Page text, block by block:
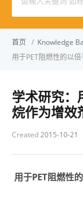
for:
首页 / Knowledge
用于PET阻燃性的以
学术研究：
烷作为增效
Created2015-10-21
用于PET阻燃性